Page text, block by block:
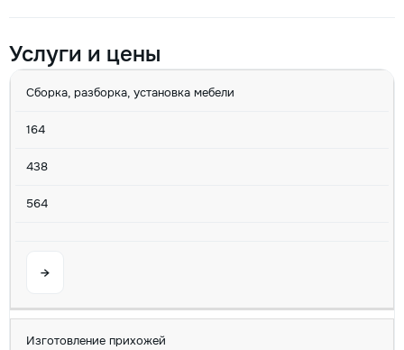
Услуги и цены
УСЛУГА MIN AVG MAX
Сборка, разборка, установка мебели
164
438
564
→
Изготовление прихожей